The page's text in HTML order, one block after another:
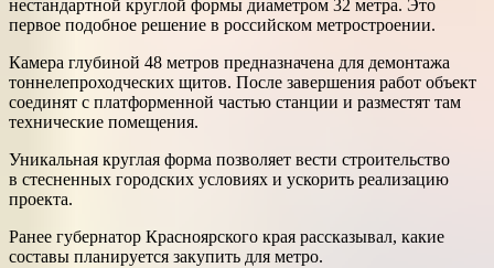
нестандартной круглой формы диаметром 32 метра. Это
первое подобное решение в российском метростроении.
Камера глубиной 48 метров предназначена для демонтажа
тоннелепроходческих щитов. После завершения работ объект
соединят с платформенной частью станции и разместят там
технические помещения.
Уникальная круглая форма позволяет вести строительство
в стесненных городских условиях и ускорить реализацию
проекта.
Ранее губернатор Красноярского края рассказывал, какие
составы планируется закупить для метро.